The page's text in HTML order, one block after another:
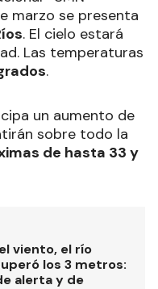
marzo se presenta
. El cielo estará
Las temperaturas
.
un aumento de
sobre todo la
de hasta 33 y
viento, el río
los 3 metros:
alerta y de